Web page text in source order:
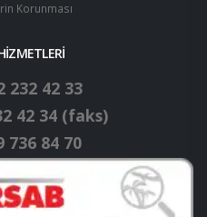
Korunması
232 42 33
42 34 (faks)
736 84 70